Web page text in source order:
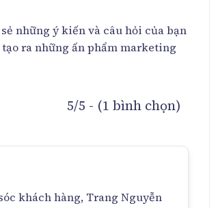
những ý kiến và câu hỏi của bạn
ra những ấn phẩm marketing
5/5 - (1 bình chọn)
khách hàng, Trang Nguyễn